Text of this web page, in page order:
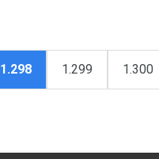
1.298 1.299 1.300